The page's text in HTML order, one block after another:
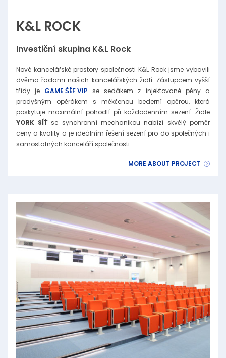
K&L ROCK
Investiční skupina K&L Rock
Nové kancelářské prostory společnosti K&L Rock jsme vybavili
dvěma řadami našich kancelářských židlí. Zástupcem vyšší
třídy je GAME ŠÉF VIP se sedákem z injektované pěny a
prodyšným opěrákem s měkčenou bederní opěrou, která
poskytuje maximální pohodlí při každodenním sezení. Židle
YORK SÍŤse synchronní mechanikou nabízí skvělý poměr
ceny a kvality a je ideálním řešení sezení pro do společných i
samostatných kanceláří společnosti.
MORE ABOUT PROJECT